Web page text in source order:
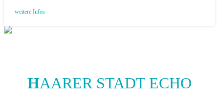
weitere Infos
HAARER STADT ECHO